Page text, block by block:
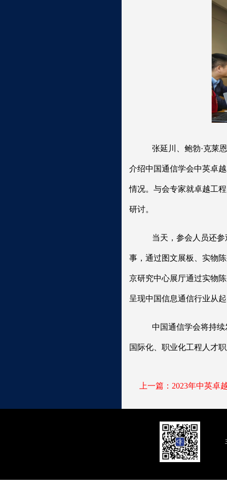
张延川、鲍勃·克莱
介绍中国通信学会中英卓
情况。与会专家就卓越工
研讨。
当天，参会人员还
事，通过图文展板、实物
京研究中心展厅通过实物
呈现中国信息通信行业从
中国通信学会将持
国际化、职业化工程人才